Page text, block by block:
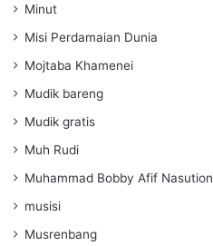
Minut
Misi Perdamaian Dunia
Mojtaba Khamenei
Mudik bareng
Mudik gratis
Muh Rudi
Muhammad Bobby Afif Nasution
musisi
Musrenbang